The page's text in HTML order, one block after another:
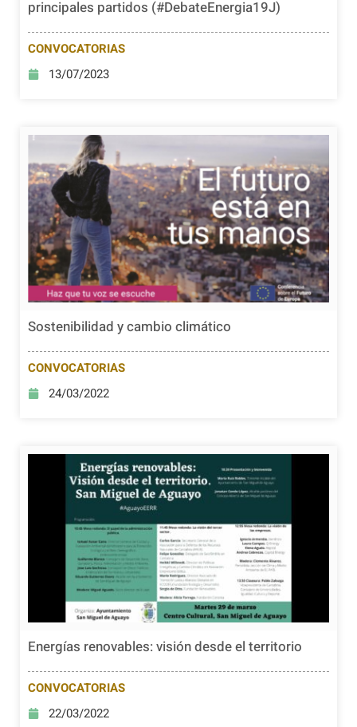
principales partidos (#DebateEnergia19J)
CONVOCATORIAS
13/07/2023
Sostenibilidad y cambio climático
CONVOCATORIAS
24/03/2022
Energías renovables: visión desde el territorio
CONVOCATORIAS
22/03/2022